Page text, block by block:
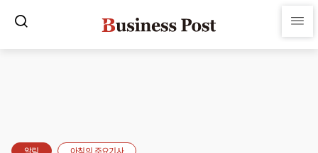
알림 아침의 주요기사